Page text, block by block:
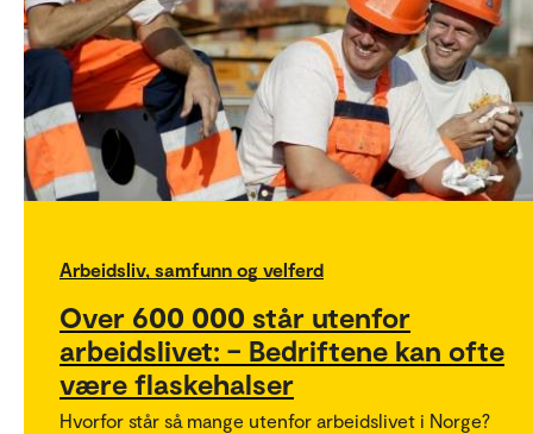
Arbeidsliv, samfunn og velferd
Over 600 000 står utenfor
arbeidslivet: – Bedriftene kan ofte
være flaskehalser
Hvorfor står så mange utenfor arbeidslivet i Norge?